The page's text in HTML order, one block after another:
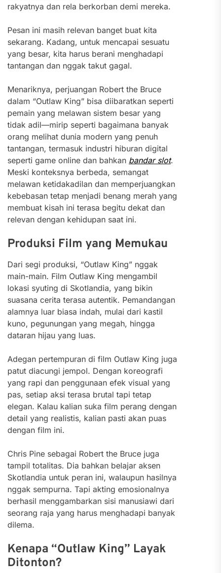
rakyatnya dan rela berkorban demi mereka.
Pesan ini masih relevan banget buat kita
sekarang. Kadang, untuk mencapai sesuatu
yang besar, kita harus berani menghadapi
tantangan dan nggak takut gagal.
Menariknya, perjuangan Robert the Bruce
dalam “Outlaw King” bisa diibaratkan seperti
pemain yang melawan sistem besar yang
tidak adil—mirip seperti bagaimana banyak
orang melihat dunia modern yang penuh
tantangan, termasuk industri hiburan digital
seperti game online dan bahkan bandar slot.
Meski konteksnya berbeda, semangat
melawan ketidakadilan dan memperjuangkan
kebebasan tetap menjadi benang merah yang
membuat kisah ini terasa begitu dekat dan
relevan dengan kehidupan saat ini.
Produksi Film yang Memukau
Dari segi produksi, “Outlaw King” nggak
main-main. Film Outlaw King mengambil
lokasi syuting di Skotlandia, yang bikin
suasana cerita terasa autentik. Pemandangan
alamnya luar biasa indah, mulai dari kastil
kuno, pegunungan yang megah, hingga
dataran hijau yang luas.
Adegan pertempuran di film Outlaw King juga
patut diacungi jempol. Dengan koreografi
yang rapi dan penggunaan efek visual yang
pas, setiap aksi terasa brutal tapi tetap
elegan. Kalau kalian suka film perang dengan
detail yang realistis, kalian pasti akan puas
dengan film ini.
Chris Pine sebagai Robert the Bruce juga
tampil totalitas. Dia bahkan belajar aksen
Skotlandia untuk peran ini, walaupun hasilnya
nggak sempurna. Tapi akting emosionalnya
berhasil menggambarkan sisi manusiawi dari
seorang raja yang harus menghadapi banyak
dilema.
Kenapa “Outlaw King” Layak
Ditonton?